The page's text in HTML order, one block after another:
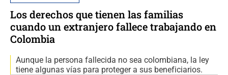
Los derechos que tienen las familias
cuando un extranjero fallece trabajando en
Colombia
Aunque la persona fallecida no sea colombiana, la ley
tiene algunas vías para proteger a sus beneficiarios.